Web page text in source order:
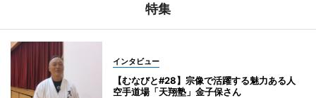
特集
インタビュー
【むなびと#28】宗像で活躍する魅力ある人
空手道場「天翔塾」金子保さん